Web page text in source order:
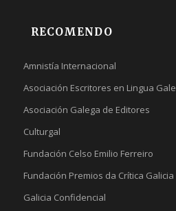
RECOMENDO
Amnistía Internacional
Asociación Escritores en Lingua
Asociación Galega de Editores
Culturgal
Fundación Celso Emilio Ferreiro
Fundación Premios da Crítica Galicia
Galicia Confidencial